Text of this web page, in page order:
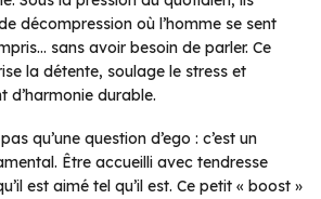
décompression où l’homme se sent
sans avoir besoin de parler. Ce
la détente, soulage le stress et
d’harmonie durable.
qu’une question d’ego : c’est un
Être accueilli avec tendresse
est aimé tel qu’il est. Ce petit « boost »